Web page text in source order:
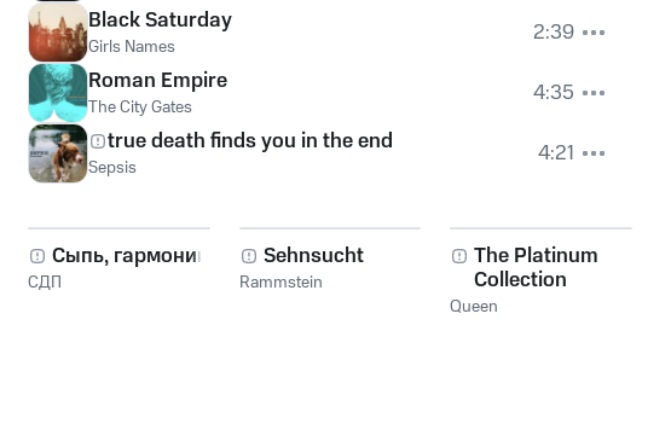
Black Saturday
Girls Names
2:39
Roman Empire
The City Gates
4:35
true death finds you in the end
Sepsis 4:21
Сыпь, гармоника!
СДП
Sehnsucht
Rammstein
The Platinum
Collection
Queen